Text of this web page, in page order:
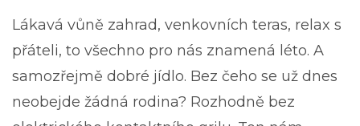
Lákavá vůně zahrad, venkovních teras, relax s
přáteli, to všechno pro nás znamená léto. A
samozřejmě dobré jídlo. Bez čeho se už dnes
neobejde žádná rodina? Rozhodně bez